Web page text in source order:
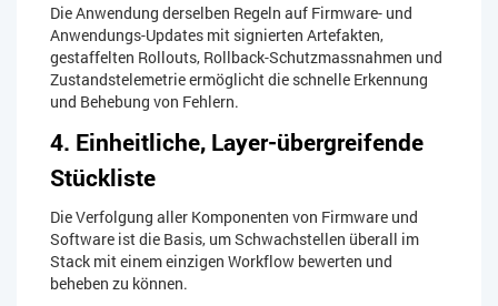
Die Anwendung derselben Regeln auf Firmware- und
Anwendungs-Updates mit signierten Artefakten,
gestaffelten Rollouts, Rollback-Schutzmassnahmen und
Zustandstelemetrie ermöglicht die schnelle Erkennung
und Behebung von Fehlern.
4. Einheitliche, Layer-übergreifende
Stückliste​
Die Verfolgung aller Komponenten von Firmware und
Software ist die Basis, um Schwachstellen überall im
Stack mit einem einzigen Workflow bewerten und
beheben zu können.